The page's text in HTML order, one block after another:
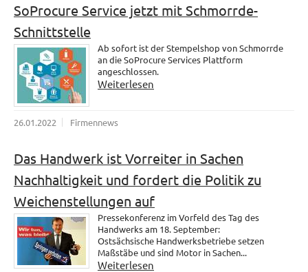
SoProcure Service jetzt mit Schmorrde-
Schnittstelle
Ab sofort ist der Stempelshop von Schmorrde
an die SoProcure Services Plattform
angeschlossen.
Weiterlesen
26.01.2022 Firmennews
Das Handwerk ist Vorreiter in Sachen
Nachhaltigkeit und fordert die Politik zu
Weichenstellungen auf
Pressekonferenz im Vorfeld des Tag des
Handwerks am 18. September:
Ostsächsische Handwerksbetriebe setzen
Maßstäbe und sind Motor in Sachen...
Weiterlesen